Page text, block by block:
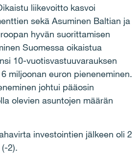
liikevoitto kasvoi
sekä Asuminen Baltian ja
hyvän suorittamisen
Suomessa oikaistua
10-vuotisvastuuvarauksen
miljoonan euron pieneneminen.
johtui pääosin
olevien asuntojen määrän
investointien jälkeen oli 2
2).